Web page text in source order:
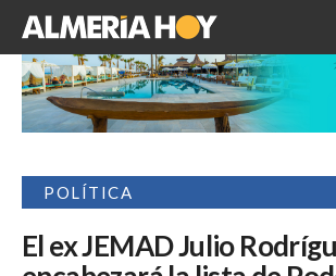
POLÍTICA
El ex JEMAD Julio